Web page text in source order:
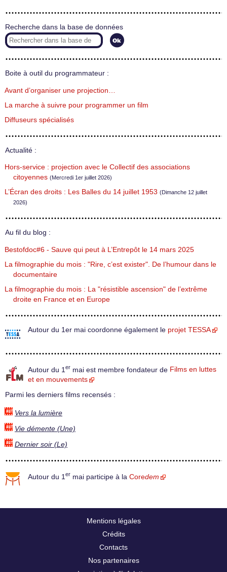
Recherche dans la base de données
Boite à outil du programmateur :
Avant d’organiser une projection…
La marche à suivre pour programmer un film
Diffuseurs spécialisés
Actualité :
Hors-service : projection avec le Collectif des associations
citoyennes (Mercredi 1er juillet 2026)
L’Écran des droits : Les Balles du 14 juillet 1953 (Dimanche 12 juillet
2026)
Au fil du blog :
Bestofdoc#6 - Sauve qui peut à L’Entrepôt le 14 mars 2025
La filmographie du mois : "Rire, c’est exister". De l’humour dans le
documentaire
La filmographie du mois : La "résistible ascension" de l’extrême
droite en France et en Europe
Autour du 1er mai coordonne également le projet TESSA
Autour du 1 er mai est membre fondateur de Films en luttes
et en mouvements
Parmi les derniers films recensés :
Vers la lumière
Vie démente (Une)
Dernier soir (Le)
Autour du 1 er mai participe à la Coredem
Mentions légales
Crédits
Contacts
Nos partenaires